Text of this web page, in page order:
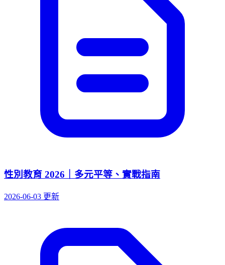
性別教育 2026｜多元平等、實戰指南
2026-06-03 更新